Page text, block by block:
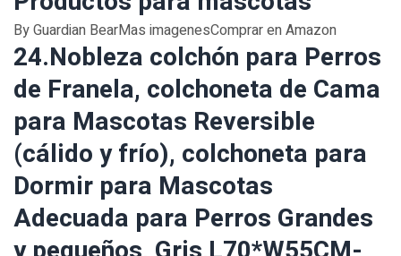
By Guardian BearMas imagenesComprar en Amazon
24.Nobleza colchón para Perros
de Franela, colchoneta de Cama
para Mascotas Reversible
(cálido y frío), colchoneta para
Dormir para Mascotas
Adecuada para Perros Grandes